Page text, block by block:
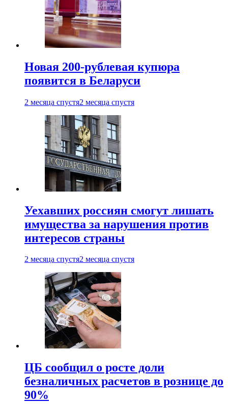
Новая 200-рублевая купюра
появится в Беларуси
2 месяца спустя2 месяца спустя
Уехавших россиян смогут лишать
имущества за нарушения против
интересов страны
2 месяца спустя2 месяца спустя
ЦБ сообщил о росте доли
безналичных расчетов в рознице до
90%